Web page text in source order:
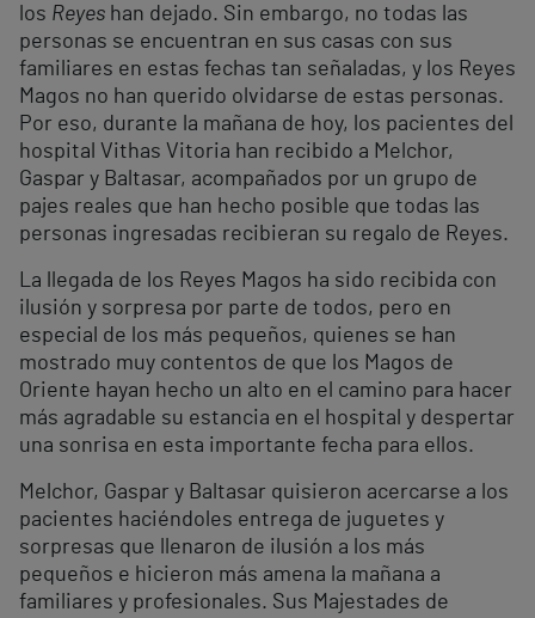
los Reyes han dejado. Sin embargo, no todas las
personas se encuentran en sus casas con sus
familiares en estas fechas tan señaladas, y los Reyes
Magos no han querido olvidarse de estas personas.
Por eso, durante la mañana de hoy, los pacientes del
hospital Vithas Vitoria han recibido a Melchor,
Gaspar y Baltasar, acompañados por un grupo de
pajes reales que han hecho posible que todas las
personas ingresadas recibieran su regalo de Reyes.
La llegada de los Reyes Magos ha sido recibida con
ilusión y sorpresa por parte de todos, pero en
especial de los más pequeños, quienes se han
mostrado muy contentos de que los Magos de
Oriente hayan hecho un alto en el camino para hacer
más agradable su estancia en el hospital y despertar
una sonrisa en esta importante fecha para ellos.
Melchor, Gaspar y Baltasar quisieron acercarse a los
pacientes haciéndoles entrega de juguetes y
sorpresas que llenaron de ilusión a los más
pequeños e hicieron más amena la mañana a
familiares y profesionales. Sus Majestades de